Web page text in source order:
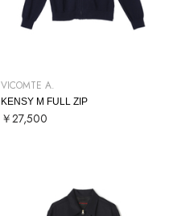
VICOMTE A.
KENSY M FULL ZIP
￥27,500